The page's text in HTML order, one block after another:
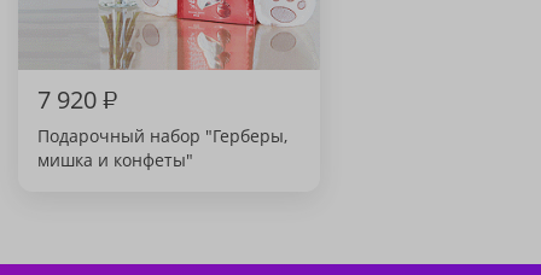
7 920₽
Подарочный набор "Герберы,
мишка и конфеты"